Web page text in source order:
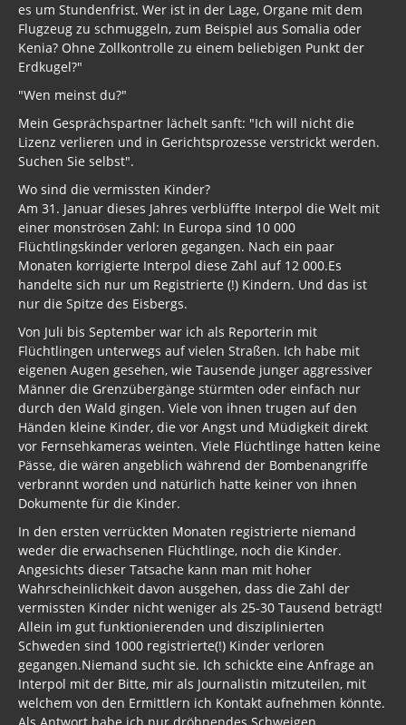
es um Stundenfrist. Wer ist in der Lage, Organe mit dem
Flugzeug zu schmuggeln, zum Beispiel aus Somalia oder
Kenia? Ohne Zollkontrolle zu einem beliebigen Punkt der
Erdkugel?"
"Wen meinst du?"
Mein Gesprächspartner lächelt sanft: "Ich will nicht die
Lizenz verlieren und in Gerichtsprozesse verstrickt werden.
Suchen Sie selbst".
Wo sind die vermissten Kinder?
Am 31. Januar dieses Jahres verblüffte Interpol die Welt mit
einer monströsen Zahl: In Europa sind 10 000
Flüchtlingskinder verloren gegangen. Nach ein paar
Monaten korrigierte Interpol diese Zahl auf 12 000.Es
handelte sich nur um Registrierte (!) Kindern. Und das ist
nur die Spitze des Eisbergs.
Von Juli bis September war ich als Reporterin mit
Flüchtlingen unterwegs auf vielen Straßen. Ich habe mit
eigenen Augen gesehen, wie Tausende junger aggressiver
Männer die Grenzübergänge stürmten oder einfach nur
durch den Wald gingen. Viele von ihnen trugen auf den
Händen kleine Kinder, die vor Angst und Müdigkeit direkt
vor Fernsehkameras weinten. Viele Flüchtlinge hatten keine
Pässe, die wären angeblich während der Bombenangriffe
verbrannt worden und natürlich hatte keiner von ihnen
Dokumente für die Kinder.
In den ersten verrückten Monaten registrierte niemand
weder die erwachsenen Flüchtlinge, noch die Kinder.
Angesichts dieser Tatsache kann man mit hoher
Wahrscheinlichkeit davon ausgehen, dass die Zahl der
vermissten Kinder nicht weniger als 25-30 Tausend beträgt!
Allein im gut funktionierenden und disziplinierten
Schweden sind 1000 registrierte(!) Kinder verloren
gegangen.Niemand sucht sie. Ich schickte eine Anfrage an
Interpol mit der Bitte, mir als Journalistin mitzuteilen, mit
welchem von den Ermittlern ich Kontakt aufnehmen könnte.